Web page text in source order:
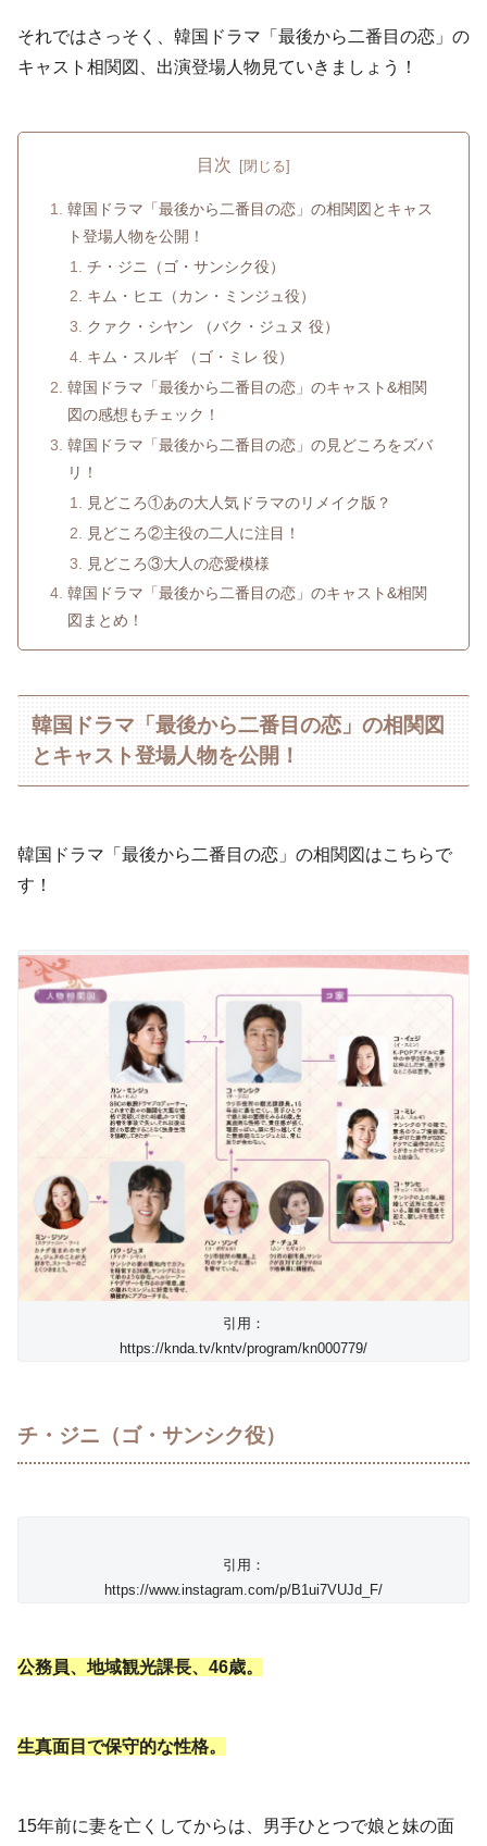
それではさっそく、韓国ドラマ「最後から二番目の恋」の
キャスト相関図、出演登場人物見ていきましょう！
目次
韓国ドラマ「最後から二番目の恋」の相関図とキャス
ト登場人物を公開！
チ・ジニ（ゴ・サンシク役）
キム・ヒエ（カン・ミンジュ役）
クァク・シヤン （バク・ジュヌ 役）
キム・スルギ （ゴ・ミレ 役）
韓国ドラマ「最後から二番目の恋」のキャスト&相関
図の感想もチェック！
韓国ドラマ「最後から二番目の恋」の見どころをズバ
リ！
見どころ①あの大人気ドラマのリメイク版？
見どころ②主役の二人に注目！
見どころ③大人の恋愛模様
韓国ドラマ「最後から二番目の恋」のキャスト&相関
図まとめ！
韓国ドラマ「最後から二番目の恋」の相関図
とキャスト登場人物を公開！
韓国ドラマ「最後から二番目の恋」の相関図はこちらで
す！
引用：
https://knda.tv/kntv/program/kn000779/
チ・ジニ（ゴ・サンシク役）
引用：
https://www.instagram.com/p/B1ui7VUJd_F/
公務員、地域観光課長、46歳。
生真面目で保守的な性格。
15年前に妻を亡くしてからは、男手ひとつで娘と妹の面